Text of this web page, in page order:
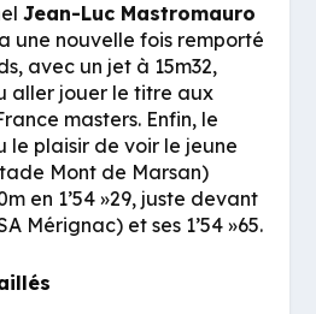
Jean-Luc Mastromauro
une nouvelle fois remporté
avec un jet à 15m32,
aller jouer le titre aux
masters. Enfin, le
le plaisir de voir le jeune
Mont de Marsan)
en 1’54 »29, juste devant
Mérignac) et ses 1’54 »65.